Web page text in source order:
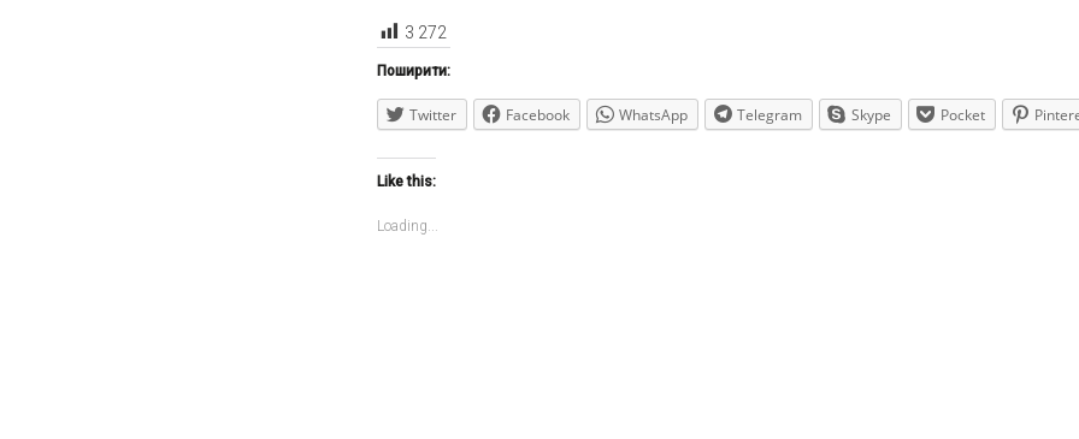
3 272
Поширити:
Twitter Facebook WhatsApp Telegram Skype Pocket
Like this:
Loading...